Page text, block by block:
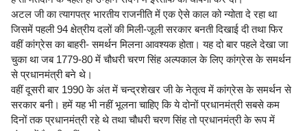
अटल जी का त्यागपत्र भारतीय राजनीति में एक ऐसे काल को न्योता दे रहा था
जिसमें पहली 94 क्षेत्रीय दलों की मिली-जूली सरकार बनती दिखाई दी तथा फिर
वहीं कांग्रेस का बाहरी- समर्थन मिलना आवश्यक होता। यह दो बार पहले देखा जा
चुका था जब 1779-80 में चौधरी चरण सिंह अल्पकाल के लिए कांग्रेस के समर्थन
से प्रधानमंत्री बने थे।
वहीं दूसरी बार 1990 के अंत में चन्द्रशेखर जी के नेतृत्व में कांग्रेस के समर्थन से
सरकार बनी। हमें यह भी नहीं भूलना चाहिए कि ये दोनों प्रधानमंत्री सबसे कम
दिनों तक प्रधानमंत्री रहे थे तथा चौधरी चरण सिंह तो प्रधानमंत्री के रूप में